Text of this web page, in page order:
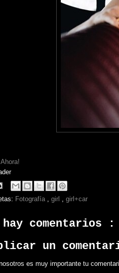
Fotografía girl girl+car
hay comentarios :
un
es muy importante tu